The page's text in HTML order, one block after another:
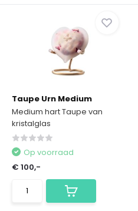
Taupe Urn Medium
Medium hart Taupe van
kristalglas
Op voorraad
€ 100,-